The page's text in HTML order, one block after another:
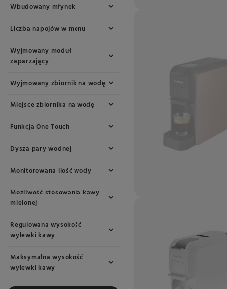
Wbudowany młynek
Liczba napojów w menu
Wyjmowany moduł
zaparzający
Wyjmowany zbiornik na wodę
Miejsce zbiornika na wodę
Funkcja One Touch
Dysza pary wodnej
Monitorowana ilość wody
Możliwość stosowania kawy
mielonej
Regulowana wysokość
wylewki kawy
Maksymalna wysokość
wylewki kawy